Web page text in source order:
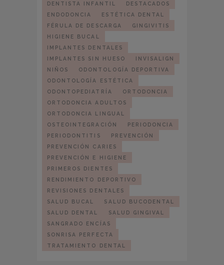
DENTISTA INFANTIL
DESTACADOS
ENDODONCIA
ESTÉTICA DENTAL
FÉRULA DE DESCARGA
GINGIVITIS
HIGIENE BUCAL
IMPLANTES DENTALES
IMPLANTES SIN HUESO
INVISALIGN
NIÑOS
ODONTOLOGÍA DEPORTIVA
ODONTOLOGÍA ESTÉTICA
ODONTOPEDIATRÍA
ORTODONCIA
ORTODONCIA ADULTOS
ORTODONCIA LINGUAL
OSTEOINTEGRACIÓN
PERIODONCIA
PERIODONTITIS
PREVENCIÓN
PREVENCIÓN CARIES
PREVENCIÓN E HIGIENE
PRIMEROS DIENTES
RENDIMIENTO DEPORTIVO
REVISIONES DENTALES
SALUD BUCAL
SALUD BUCODENTAL
SALUD DENTAL
SALUD GINGIVAL
SANGRADO ENCÍAS
SONRISA PERFECTA
TRATAMIENTO DENTAL